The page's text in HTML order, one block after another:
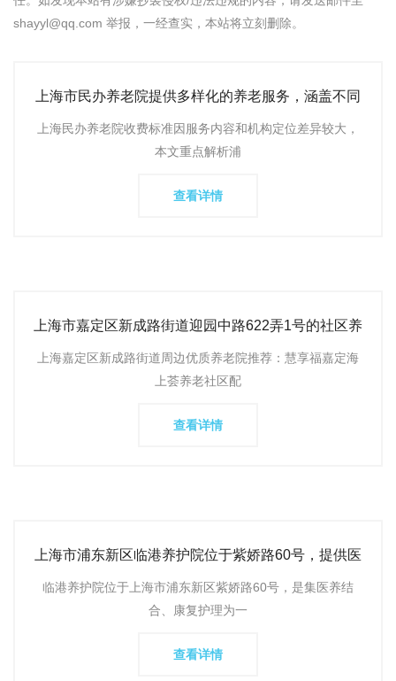
shayyl@qq.com 举报，一经查实，本站将立刻删除。
上海市民办养老院提供多样化的养老服务，涵盖不同
上海民办养老院收费标准因服务内容和机构定位差异较大，
本文重点解析浦
查看详情
上海市嘉定区新成路街道迎园中路622弄1号的社区养
上海嘉定区新成路街道周边优质养老院推荐：慧享福嘉定海
上荟养老社区配
查看详情
上海市浦东新区临港养护院位于紫娇路60号，提供医
临港养护院位于上海市浦东新区紫娇路60号，是集医养结
合、康复护理为一
查看详情